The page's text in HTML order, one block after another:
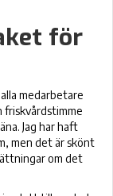
för
medarbetare
friskvårdstimme
Jag har haft
men det är skönt
om det